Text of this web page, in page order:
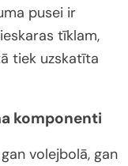
pusei ir
tīklam,
tiek uzskatīta
komponenti
volejbolā, gan